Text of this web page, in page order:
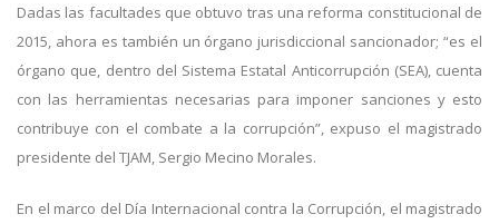
Dadas las facultades que obtuvo tras una reforma constitucional de
2015, ahora es también un órgano jurisdiccional sancionador; “es el
órgano que, dentro del Sistema Estatal Anticorrupción (SEA), cuenta
con las herramientas necesarias para imponer sanciones y esto
contribuye con el combate a la corrupción”, expuso el magistrado
presidente del TJAM, Sergio Mecino Morales.
En el marco del Día Internacional contra la Corrupción, el magistrado